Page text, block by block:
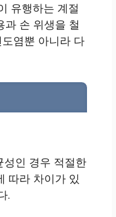
유행하는 계절
과 손 위생을 철
염뿐 아니라 다
성인 경우 적절한
따라 차이가 있
.